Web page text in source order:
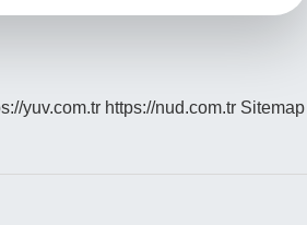
yuv.com.tr https://nud.com.tr Sitemap